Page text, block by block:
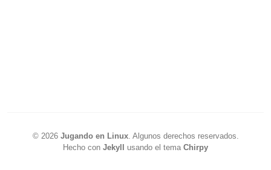
© 2026 Jugando en Linux. Algunos derechos reservados.
Hecho con Jekyll usando el tema Chirpy